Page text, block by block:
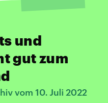
und
gut zum
vom 10. Juli 2022